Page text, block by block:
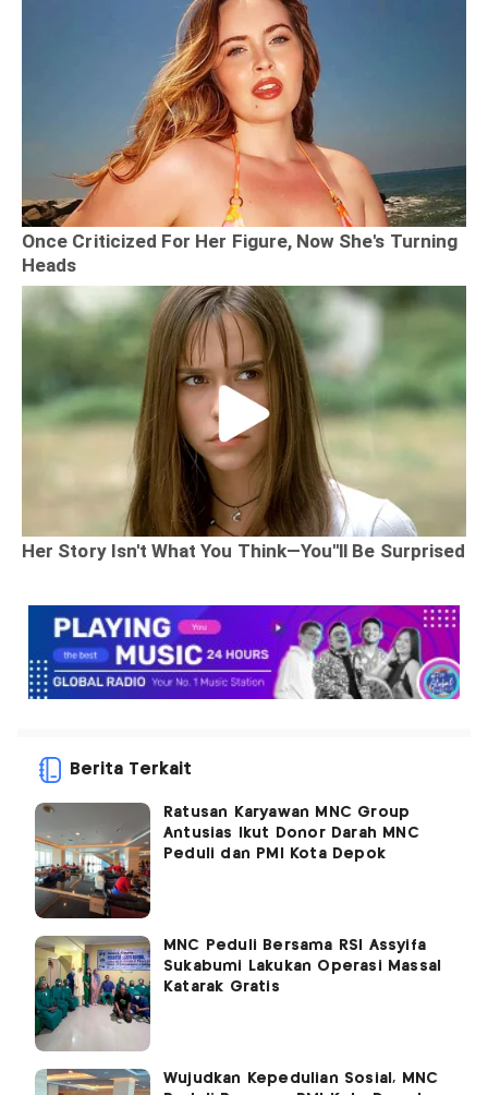
Berita Terkait
Ratusan Karyawan MNC Group
Antusias Ikut Donor Darah MNC
Peduli dan PMI Kota Depok
MNC Peduli Bersama RSI Assyifa
Sukabumi Lakukan Operasi Massal
Katarak Gratis
Wujudkan Kepedulian Sosial, MNC